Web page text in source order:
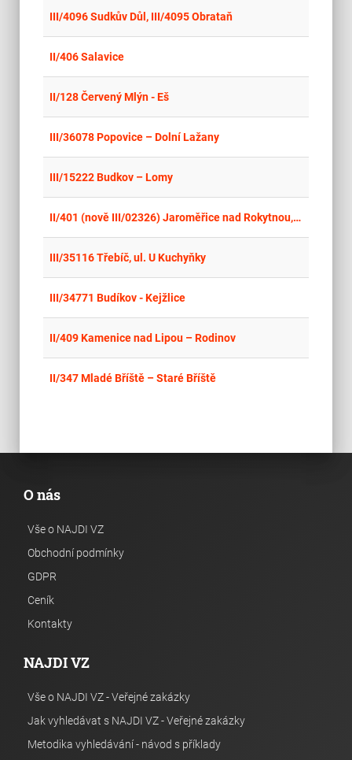
III/4096 Sudkův Důl, III/4095 Obrataň
II/406 Salavice
II/128 Červený Mlýn - Eš
III/36078 Popovice – Dolní Lažany
III/15222 Budkov – Lomy
II/401 (nově III/02326) Jaroměřice nad Rokytnou, ul. Nábřežní - Boňov
III/35116 Třebíč, ul. U Kuchyňky
III/34771 Budíkov - Kejžlice
II/409 Kamenice nad Lipou – Rodinov
II/347 Mladé Bříště – Staré Bříště
O nás
Vše o NAJDI VZ
Obchodní podmínky
GDPR
Ceník
Kontakty
NAJDI VZ
Vše o NAJDI VZ - Veřejné zakázky
Jak vyhledávat s NAJDI VZ - Veřejné zakázky
Metodika vyhledávání - návod s příklady